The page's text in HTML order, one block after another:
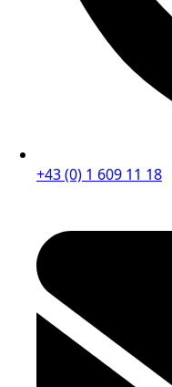
+43 (0) 1 609 11 18